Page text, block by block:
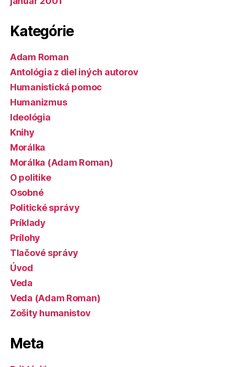
Kategórie
Adam Roman
Antológia z diel iných autorov
Humanistická pomoc
Humanizmus
Ideológia
Knihy
Morálka
Morálka (Adam Roman)
O politike
Osobné
Politické správy
Príklady
Prílohy
Tlačové správy
Úvod
Veda
Veda (Adam Roman)
Zošity humanistov
Meta